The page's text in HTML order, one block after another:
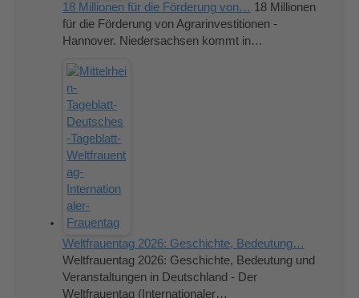
18 Millionen für die Förderung von… 18 Millionen
für die Förderung von Agrarinvestitionen -
Hannover. Niedersachsen kommt in…
Weltfrauentag 2026: Geschichte, Bedeutung…
Weltfrauentag 2026: Geschichte, Bedeutung und
Veranstaltungen in Deutschland - Der
Weltfrauentag (Internationaler…